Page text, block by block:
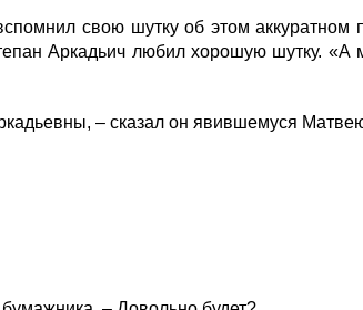
свою шутку об этом аккуратном
Аркадьич любил хорошую шутку. «А
– сказал он явившемуся